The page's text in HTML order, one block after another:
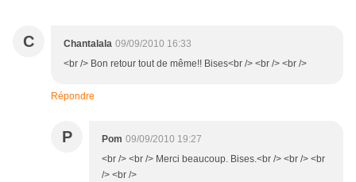
C Chantalala 09/09/2010 16:33
<br /> Bon retour tout de même!! Bises<br /> <br /> <br />
Répondre
P Pom 09/09/2010 19:27
<br /> <br /> Merci beaucoup. Bises.<br /> <br /> <br
/> <br />